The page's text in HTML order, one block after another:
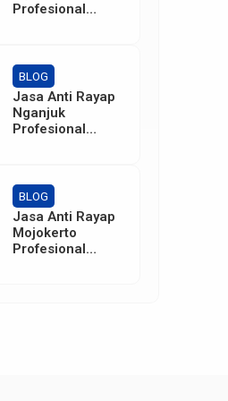
Profesional
BLOG
Jasa Anti Rayap
Nganjuk
Profesional
BLOG
Jasa Anti Rayap
Mojokerto
Profesional